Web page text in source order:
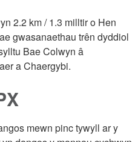
2.2 km / 1.3 milltir o Hen
gwasanaethau trên dyddiol
Bae Colwyn â
a Chaergybi.
mewn pinc tywyll ar y